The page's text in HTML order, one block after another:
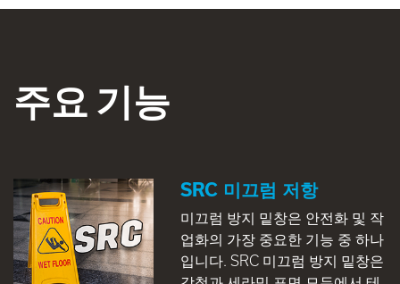
주요 기능
SRC 미끄럼 저항
미끄럼 방지 밑창은 안전화 및 작
업화의 가장 중요한 기능 중 하나
입니다. SRC 미끄럼 방지 밑창은